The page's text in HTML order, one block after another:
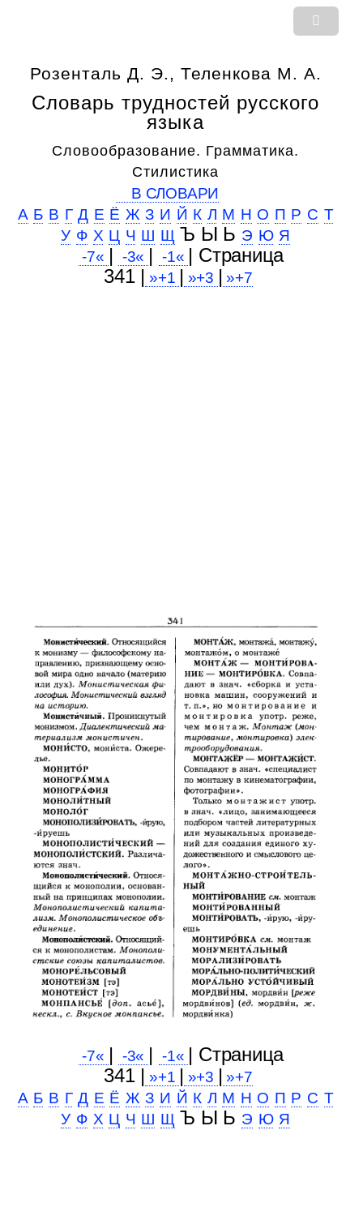
Розенталь Д. Э., Теленкова М. А.
Словарь трудностей русского
языка
Словообразование. Грамматика.
Стилистика
В СЛОВАРИ
А Б В Г Д Е Ё Ж З И Й К Л М Н О П Р С Т
У Ф Х Ц Ч Ш Щ Ъ Ы Ь Э Ю Я
-7« | -3« | -1« | Cтраница
341 | »+1 | »+3 | »+7
-7« | -3« | -1« | Cтраница
341 | »+1 | »+3 | »+7
А Б В Г Д Е Ё Ж З И Й К Л М Н О П Р С Т
У Ф Х Ц Ч Ш Щ Ъ Ы Ь Э Ю Я